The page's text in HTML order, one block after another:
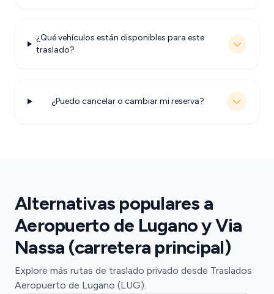
¿Qué vehículos están disponibles para este
traslado?
¿Puedo cancelar o cambiar mi reserva?
Alternativas populares a
Aeropuerto de Lugano y Via
Nassa (carretera principal)
Explore más rutas de traslado privado desde Traslados
Aeropuerto de Lugano (LUG).